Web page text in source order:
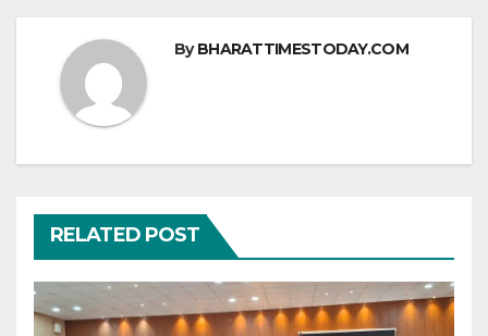
ByBHARATTIMESTODAY.COM
RELATED POST